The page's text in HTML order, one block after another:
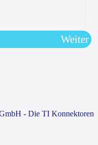
Weiter
- Die TI Konnektoren